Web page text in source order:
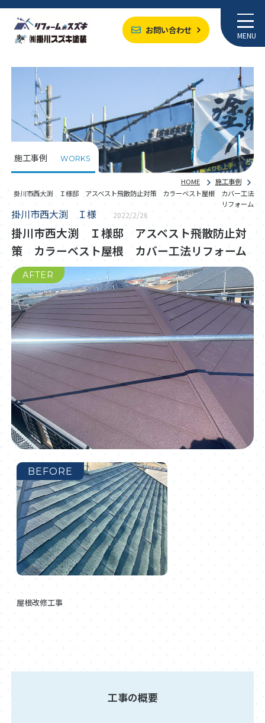
お問い合わせ MENU
施工事例 WORKS
HOME
施工事例
掛川市西大渕 Ｉ様邸 アスベスト飛散防止対策 カラーベスト屋根 カバー工法
リフォーム
掛川市西大渕 Ｉ様 2022/2/26
掛川市西大渕 Ｉ様邸 アスベスト飛散防止対
策 カラーベスト屋根 カバー工法リフォーム
AFTER
屋根改修工事
BEFORE
工事の概要